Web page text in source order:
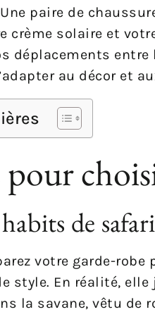
paire de
crème solaire et
déplacements entre
au décor et
pour
de
votre garde-
style. En réalité,
la savane, vêtu de